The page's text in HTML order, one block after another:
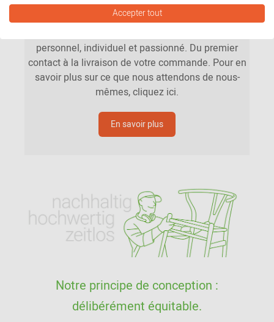
Notre mission
personnel, individuel et passionné. Du premier
contact à la livraison de votre commande. Pour en
savoir plus sur ce que nous attendons de nous-
mêmes, cliquez ici.
En savoir plus
Notre principe de conception :
délibérément équitable.
Accepter tout